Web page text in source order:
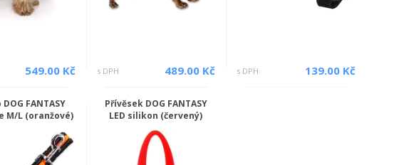
549.00 Kč s DPH 489.00 Kč s DPH 139.00 Kč
FANTASY
M/L (oranžové)
Přívěsek DOG FANTASY
LED silikon (červený)